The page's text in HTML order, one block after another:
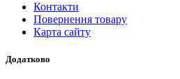
Контакти
Повернення товару
Карта сайту
Додатково